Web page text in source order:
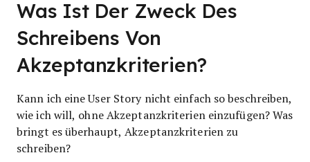
Was Ist Der Zweck Des
Schreibens Von
Akzeptanzkriterien?
Kann ich eine User Story nicht einfach so beschreiben,
wie ich will, ohne Akzeptanzkriterien einzufügen? Was
bringt es überhaupt, Akzeptanzkriterien zu
schreiben?